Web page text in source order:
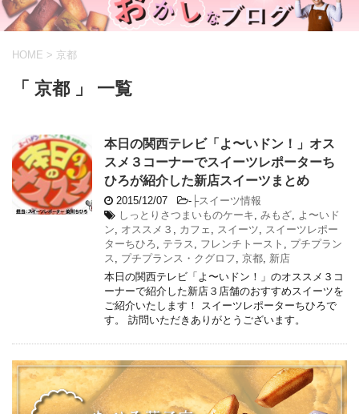
HOME > 京都
「 京都 」 一覧
本日の関西テレビ「よ〜いドン！」オス
スメ３コーナーでスイーツレポーターち
ひろが紹介した新店スイーツまとめ
2015/12/07 - ├スイーツ情報
しっとりさつまいものケーキ みもざ
よ〜いド
ン
オススメ３ カフェ スイーツ
スイーツレポー
ターちひろ
テラス フレンチトースト
プチプラン
ス
プチプランス・クグロフ 京都 新店
本日の関西テレビ「よ〜いドン！」のオススメ３コ
ーナーで紹介した新店３店舗のおすすめスイーツを
ご紹介いたします！ スイーツレポーターちひろで
す。 訪問いただきありがとうございます。